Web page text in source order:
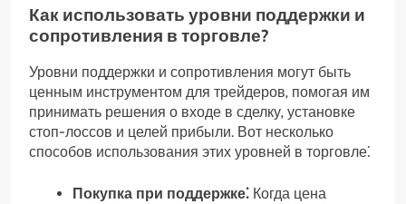
Как использовать уровни поддержки и
сопротивления в торговле?
Уровни поддержки и сопротивления могут быть
ценным инструментом для трейдеров‚ помогая им
принимать решения о входе в сделку‚ установке
стоп-лоссов и целей прибыли. Вот несколько
способов использования этих уровней в торговле⁚
Покупка при поддержке⁚ Когда цена